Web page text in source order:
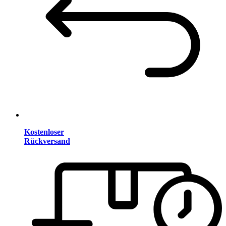
Kostenloser
Rückversand